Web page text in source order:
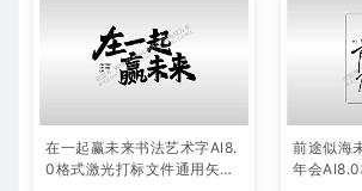
在一起赢未来书法艺术字AI8.
0格式激光打标文件通用矢量
前途似海
年会AI8.0